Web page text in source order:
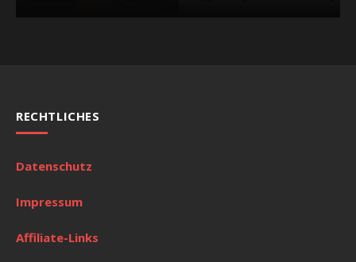
RECHTLICHES
Datenschutz
Impressum
Affiliate-Links